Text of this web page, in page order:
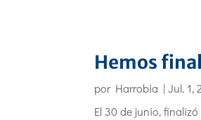
Hemos
por Harrobia |Jul. 1,
El 30 de junio,